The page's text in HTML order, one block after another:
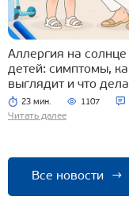
Аллергия на солнце
детей: симптомы,
выглядит и что
23 мин. 1107
Читать далее
Все новости →